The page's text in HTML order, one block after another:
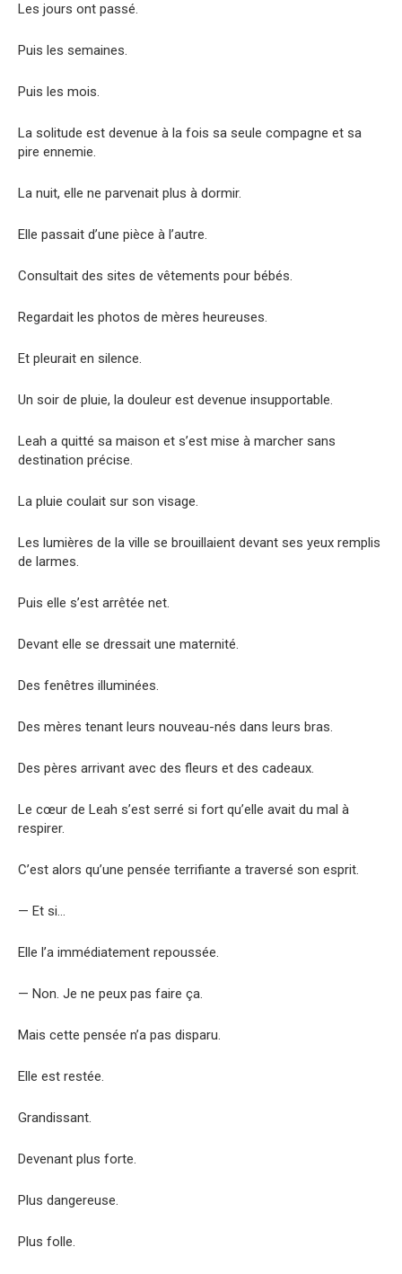
Les jours ont passé.
Puis les semaines.
Puis les mois.
La solitude est devenue à la fois sa seule compagne et sa
pire ennemie.
La nuit, elle ne parvenait plus à dormir.
Elle passait d’une pièce à l’autre.
Consultait des sites de vêtements pour bébés.
Regardait les photos de mères heureuses.
Et pleurait en silence.
Un soir de pluie, la douleur est devenue insupportable.
Leah a quitté sa maison et s’est mise à marcher sans
destination précise.
La pluie coulait sur son visage.
Les lumières de la ville se brouillaient devant ses yeux remplis
de larmes.
Puis elle s’est arrêtée net.
Devant elle se dressait une maternité.
Des fenêtres illuminées.
Des mères tenant leurs nouveau-nés dans leurs bras.
Des pères arrivant avec des fleurs et des cadeaux.
Le cœur de Leah s’est serré si fort qu’elle avait du mal à
respirer.
C’est alors qu’une pensée terrifiante a traversé son esprit.
— Et si…
Elle l’a immédiatement repoussée.
— Non. Je ne peux pas faire ça.
Mais cette pensée n’a pas disparu.
Elle est restée.
Grandissant.
Devenant plus forte.
Plus dangereuse.
Plus folle.